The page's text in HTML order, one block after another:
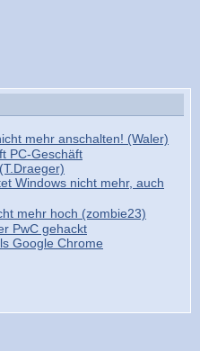
mehr anschalten! (Waler)
PC-Geschäft
Windows nicht mehr, auch
mehr hoch (zombie23)
PwC gehackt
Google Chrome